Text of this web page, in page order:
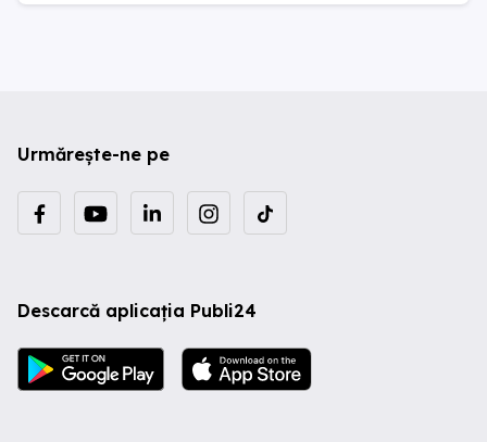
Urmărește-ne pe
Descarcă aplicația Publi24